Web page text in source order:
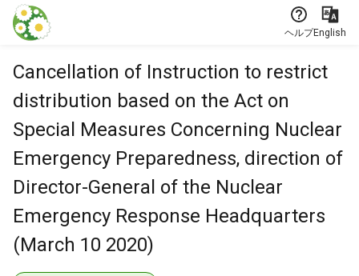
本文に飛ぶ
ヘルプEnglish
Cancellation of Instruction to restrict
distribution based on the Act on
Special Measures Concerning Nuclear
Emergency Preparedness, direction of
Director-General of the Nuclear
Emergency Response Headquarters
(March 10 2020)